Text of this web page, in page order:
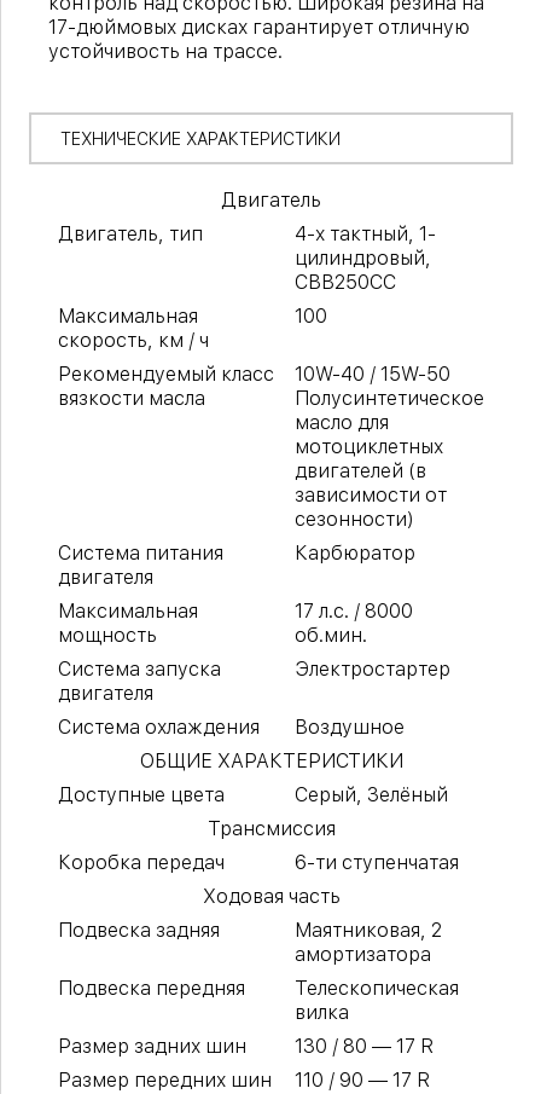
17-дюймовых дисках гарантирует отличную
устойчивость на трассе.
ТЕХНИЧЕСКИЕ ХАРАКТЕРИСТИКИ
Двигатель
Двигатель, тип
4-х тактный, 1-
цилиндровый,
CBB250СС
Максимальная
скорость, км / ч
100
Рекомендуемый класс
вязкости масла
10W-40 / 15W-50
Полусинтетическое
масло для
мотоциклетных
двигателей (в
зависимости от
сезонности)
Система питания
двигателя
Карбюратор
Максимальная
мощность
17 л.с. / 8000
об.мин.
Система запуска
двигателя
Электростартер
Система охлаждения
Воздушное
ОБЩИЕ ХАРАКТЕРИСТИКИ
Доступные цвета
Серый, Зелёный
Трансмиссия
Коробка передач
6-ти ступенчатая
Ходовая часть
Подвеска задняя
Маятниковая, 2
амортизатора
Подвеска передняя
Телескопическая
вилка
Размер задних шин
130 / 80 — 17 R
Размер передних шин
110 / 90 — 17 R